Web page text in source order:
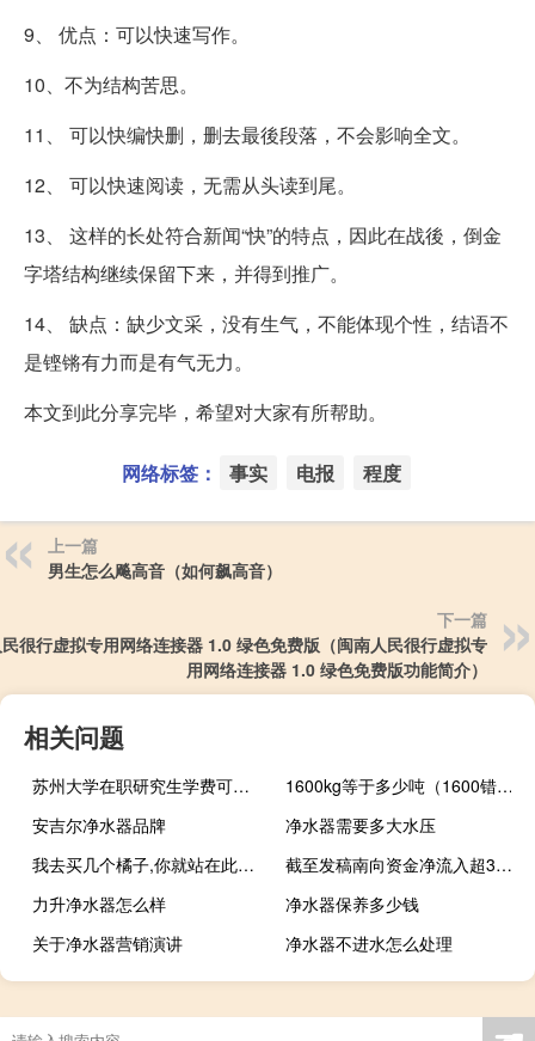
9、 优点：可以快速写作。
10、不为结构苦思。
11、 可以快编快删，删去最後段落，不会影响全文。
12、 可以快速阅读，无需从头读到尾。
13、 这样的长处符合新闻“快”的特点，因此在战後，倒金
字塔结构继续保留下来，并得到推广。
14、 缺点：缺少文采，没有生气，不能体现个性，结语不
是铿锵有力而是有气无力。
本文到此分享完毕，希望对大家有所帮助。
网络标签： 事实 电报 程度
上一篇
男生怎么飚高音（如何飙高音）
下一篇
很行虚拟专用网络连接器 1.0 绿色免费版（闽南人民很行虚拟专
用网络连接器 1.0 绿色免费版功能简介）
相关问题
苏州大学在职研究生学费可以在网上缴纳吗
1600kg等于多少吨（1600错误）
安吉尔净水器品牌
净水器需要多大水压
我去买几个橘子,你就站在此地什么意思，教你几个反套路什么梗
截至发稿南向资金净流入超30亿港元
力升净水器怎么样
净水器保养多少钱
关于净水器营销演讲
净水器不进水怎么处理